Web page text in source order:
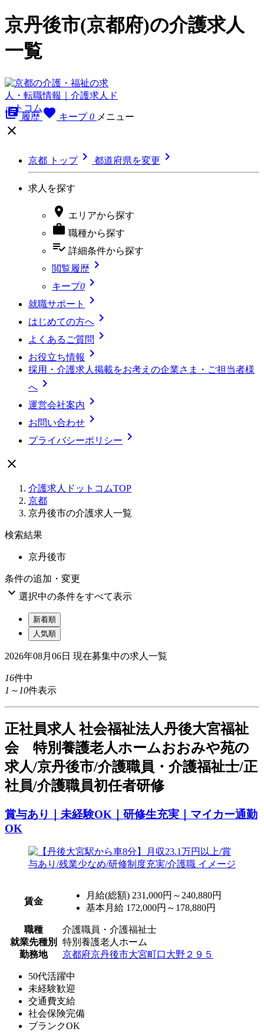
京丹後市(京都府)の介護求人
一覧
library_books 履歴 favorite キープ 0 メニュー

京都 トップ 都道府県を変更 
求人を探す
 エリアから探す
 職種から探す
playlist_add_check 詳細条件から探す
閲覧履歴 
キープ0 
就職サポート 
はじめての方へ 
よくあるご質問 
お役立ち情報 
採用・介護求人掲載をお考えの企業さま・ご担当者様
へ 
運営会社案内 
お問い合わせ 
プライバシーポリシー 

介護求人ドットコムTOP
京都
京丹後市の介護求人一覧
検索結果
京丹後市
条件の追加・変更
 選択中の条件をすべて表示
新着順
人気順
2026年08月06日 現在募集中の求人一覧
16件中
1～10件表示
正社員求人 社会福祉法人丹後大宮福祉
会 特別養護老人ホームおおみや苑の
求人/京丹後市/介護職員・介護福祉士/正
社員/介護職員初任者研修
賞与あり｜未経験OK｜研修生充実｜マイカー通勤
OK
賃金
月給(総額) 231,000円～240,880円
基本月給 172,000円～178,880円
職種
介護職員・介護福祉士
就業先種別
特別養護老人ホーム
勤務地
京都府京丹後市大宮町口大野２９５
50代活躍中
未経験歓迎
交通費支給
社会保険完備
ブランクOK